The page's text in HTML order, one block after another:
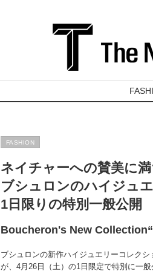
FASHION
ネイチャーへの賛美に
ブシュロンのハイジュ
1日限りの特別一般公開
Boucheron's New
ブシュロンの新作ハイジュエリーコレクシ
が、4月26日（土）の1日限定で特別に一